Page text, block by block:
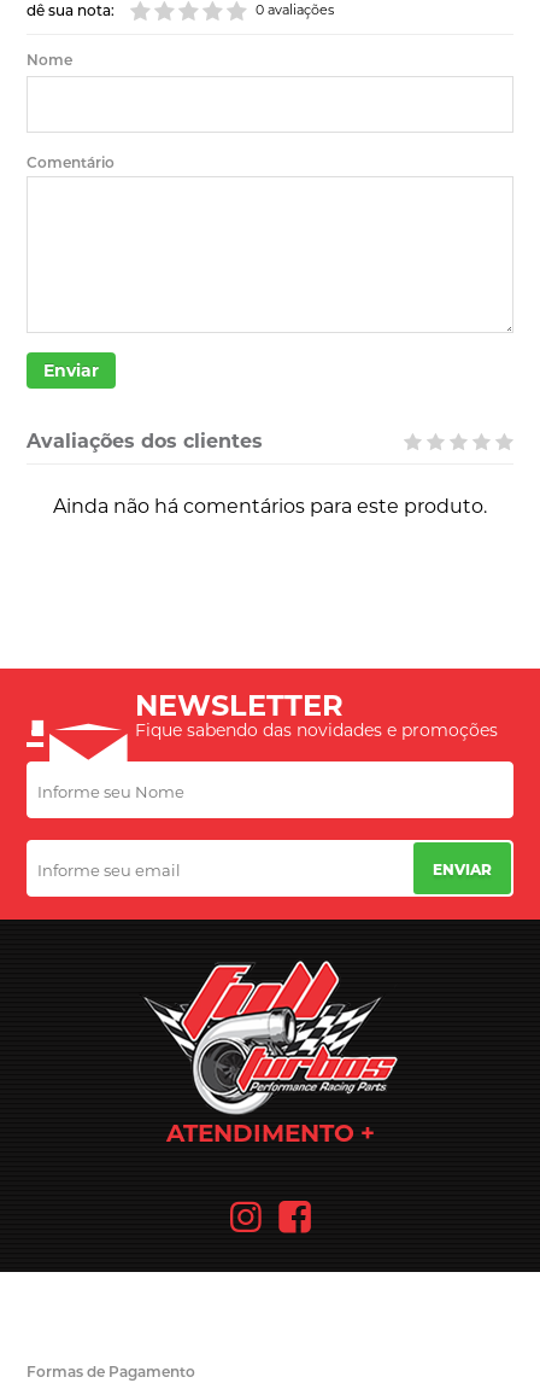
0 avaliações
dê sua nota:
Nome
Comentário
Enviar
Avaliações dos clientes
Ainda não há comentários para este produto.
NEWSLETTER
Fique sabendo das novidades e promoções
ENVIAR
ATENDIMENTO
Formas de Pagamento